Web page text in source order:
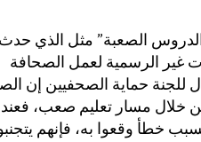
الصعبة” مثل الذي
غير الرسمية لعمل الصحافة
للجنة حماية الصحفيين إن
خلال مسار تعليم صعب،
خطأ وقعوا به، فإنهم